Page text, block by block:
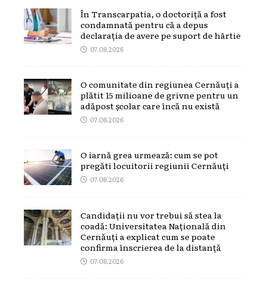
În Transcarpatia, o doctoriță a fost
condamnată pentru că a depus
declarația de avere pe suport de hârtie
07.08.2026
O comunitate din regiunea Cernăuți a
plătit 15 milioane de grivne pentru un
adăpost școlar care încă nu există
07.08.2026
O iarnă grea urmează: cum se pot
pregăti locuitorii regiunii Cernăuți
07.08.2026
Candidații nu vor trebui să stea la
coadă: Universitatea Națională din
Cernăuți a explicat cum se poate
confirma înscrierea de la distanță
07.08.2026